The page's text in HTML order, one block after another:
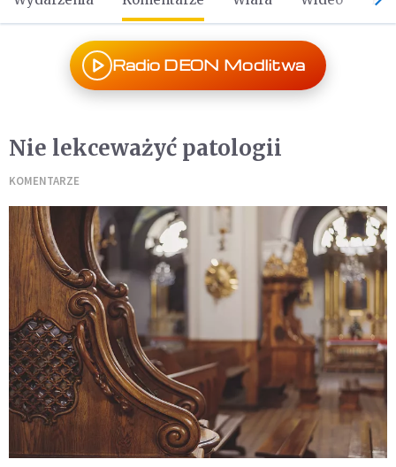
Radio DEON Modlitwa
Nie lekceważyć patologii
KOMENTARZE